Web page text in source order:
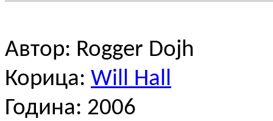
Автор: Rogger Dojh
Корица: Will Hall
Година: 2006